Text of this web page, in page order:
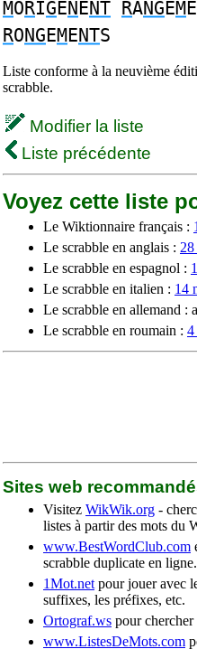
MORIGENENT RANGEME
RONGEMENTS
Liste conforme à la neuvième
scrabble.
Modifier la liste
Liste précédente
Voyez cette liste
Le Wiktionnaire français :
Le scrabble en anglais :
Le scrabble en espagnol :
Le scrabble en italien : 14
Le scrabble en allemand :
Le scrabble en roumain : 4
Sites web
Visitez WikWik.org -
listes à partir des mots du
www.BestWordClub.com
scrabble duplicate en ligne.
1Mot.net pour jouer avec
suffixes, les préfixes, etc.
Ortograf.ws pour chercher
www.ListesDeMots.com